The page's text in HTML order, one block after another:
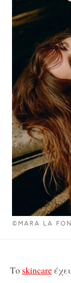
©MARA LA
Το skincare